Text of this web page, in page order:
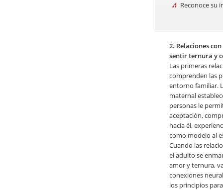
Reconoce su
2. Relaciones
sentir ternura y
Las primeras
comprenden las
entorno familiar.
maternal
personas le
aceptación,
hacia él,
como modelo al
Cuando las
el adulto se
amor y ternura,
conexiones
los principios